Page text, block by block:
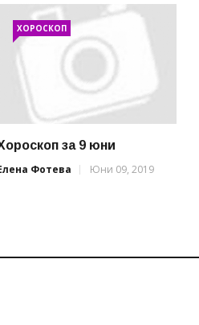
ХОРОСКОП
за 9 юни
Фотева
Юни 09, 2019